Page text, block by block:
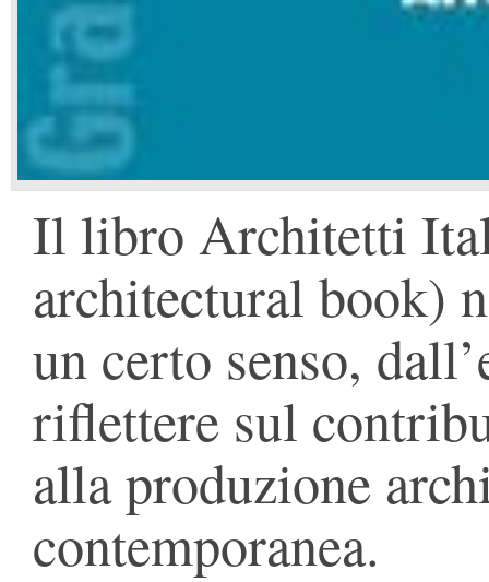
Il libro Architetti
architectural book)
un certo senso,
riflettere sul
alla produzione
contemporanea.